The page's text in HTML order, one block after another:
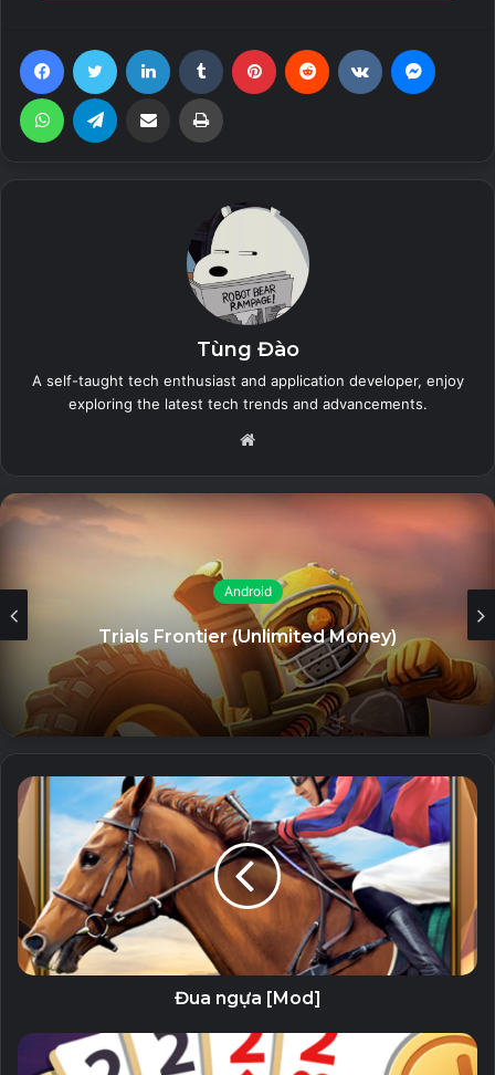
công việc dễ dàng.
· Hầu như tất cả các ứng dụng xã hội đều được hỗ trợ cho
một tài khoản thứ hai. Dữ liệu từ các tài khoản khác nhau sẽ
The Sims™ Mobile (Unlimited Money)
26 July, 2023
Zero City: base-building games (MOD
Menu, High Damage/Defense)
26 July, 2023
games (Unlimited Energy)
iToolab WatsGo (Unlocked) – Chuyển
WhatsApp giữa Android và iPhone
26 July, 2023
Không gian bảo mật & chức năng ứng dụng-clone
Space tạo ra một khu riêng cho bạn, không để lại dấu vết
trong hệ thống điện thoại. Nó có thể làm cho tài khoản cá
nhân của bạn ẩn và không thể nhìn thấy bởi những người
khác, vì vậy bảo mật dữ liệu của bạn được đảm bảo và sự
riêng tư của bạn được bảo vệ.
· Dual Space là một công nghệ mới nhất có thể clone các
ứng dụng. Chúng tôi không cài đặt nhiều ứng dụng hơn
trong điện thoại của bạn để điện thoại của bạn chạy rất
FacebookTwitter LinkedIn Tumblr Pinterest Reddit VKontakte
WhatsAppTelegram Share via Email Print
Tùng Đào
A self-taught tech enthusiast and application developer, enjoy
exploring the latest tech trends and advancements.
Android
Trials Frontier (Unlimited Money)
Đua ngựa [Mod]